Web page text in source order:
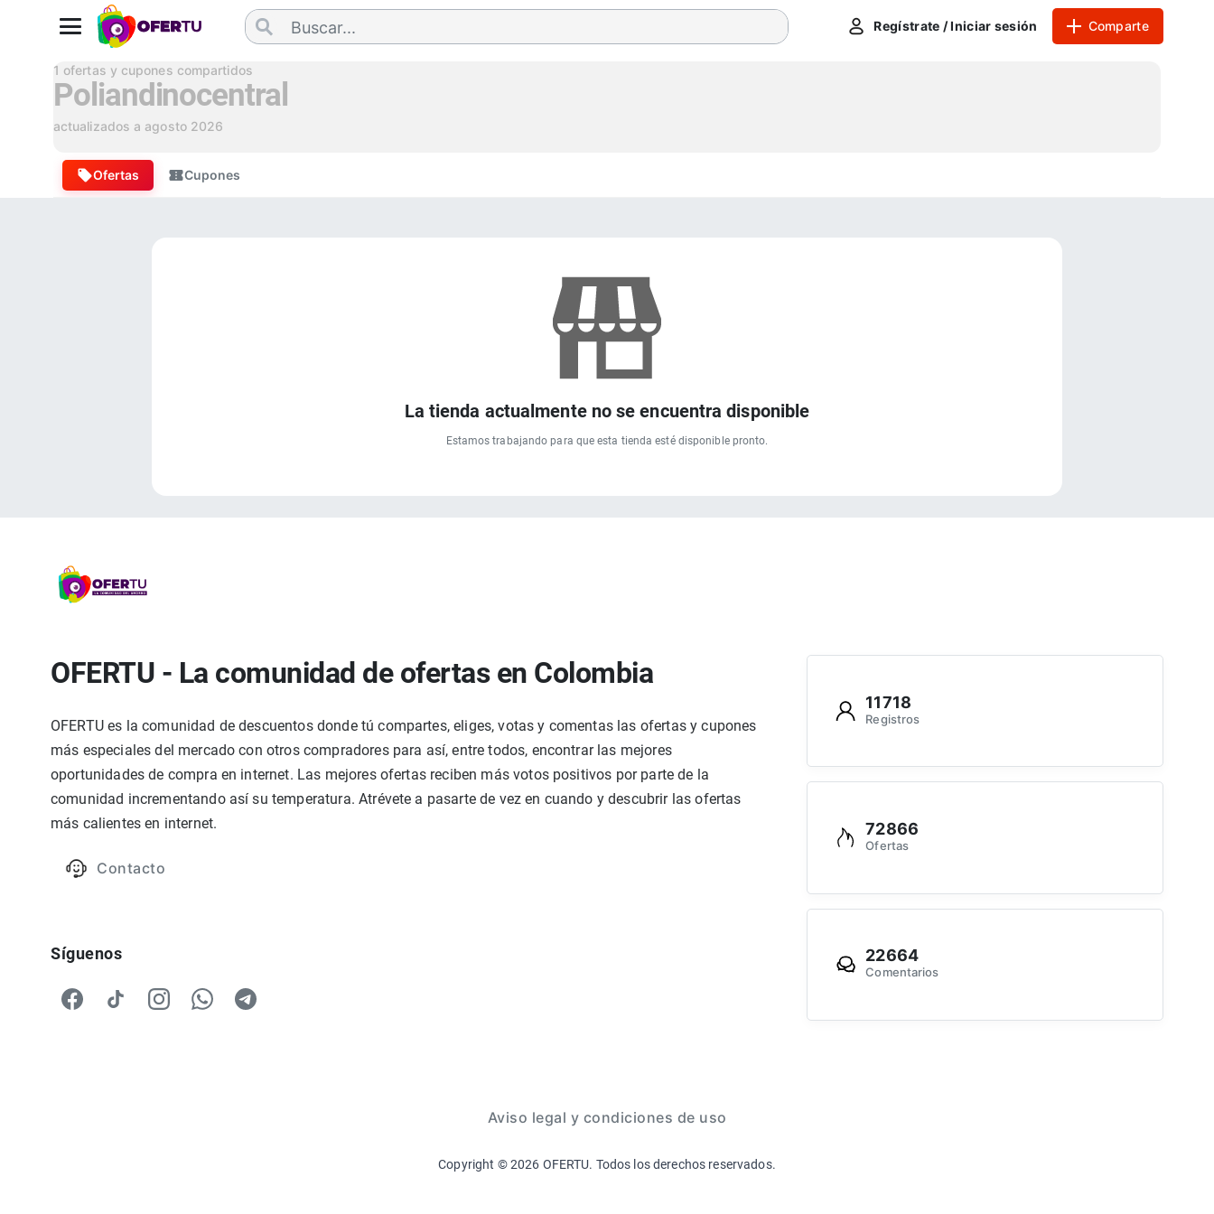
Regístrate / Iniciar sesión Comparte
1 ofertas y cupones compartidos
Poliandinocentral
actualizados a agosto 2026
Ofertas Cupones
La tienda actualmente no se encuentra disponible
Estamos trabajando para que esta tienda esté disponible pronto.
OFERTU - La comunidad de ofertas en Colombia
OFERTU es la comunidad de descuentos donde tú compartes, eliges, votas y comentas las ofertas y cupones
más especiales del mercado con otros compradores para así, entre todos, encontrar las mejores
oportunidades de compra en internet. Las mejores ofertas reciben más votos positivos por parte de la
comunidad incrementando así su temperatura. Atrévete a pasarte de vez en cuando y descubrir las ofertas
más calientes en internet.
Contacto
Síguenos
11718
Registros
72866
Ofertas
22664
Comentarios
Aviso legal y condiciones de uso
Copyright ©2026 OFERTU. Todos los derechos reservados.